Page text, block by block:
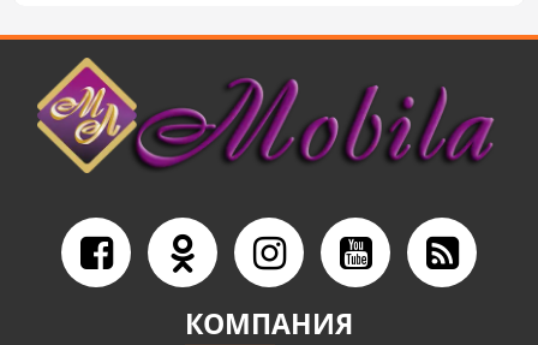
КОМПАНИЯ